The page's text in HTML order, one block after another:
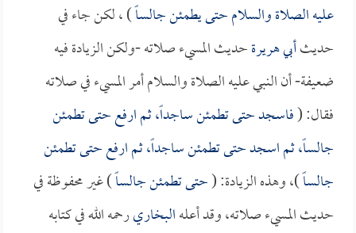
عليه الصلاة والسلام حتى يطمئن جالساً) ، لكن جاء في
حديثأبي هريرةحديث المسيء صلاته -ولكن الزيادة فيه
ضعيفة- أن النبي عليه الصلاة والسلام أمر المسيء في صلاته
فقال: (فاسجد حتى تطمئن ساجداً، ثم ارفع حتى تطمئن
جالساً، ثم اسجد حتى تطمئن ساجداً، ثم ارفع حتى تطمئن
جالساً)، وهذه الزيادة: (حتى تطمئن جالساً) غير محفوظة في
حديث المسيء صلاته، وقد أعلهالبخاريرحمه الله في كتابه